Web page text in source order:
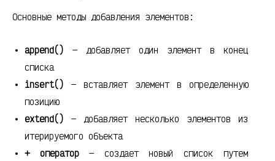
Основные методы добавления элементов:
append() — добавляет один элемент в конец
списка
insert() — вставляет элемент в определенную
позицию
extend() — добавляет несколько элементов из
итерируемого объекта
+ оператор— создает новый список путем